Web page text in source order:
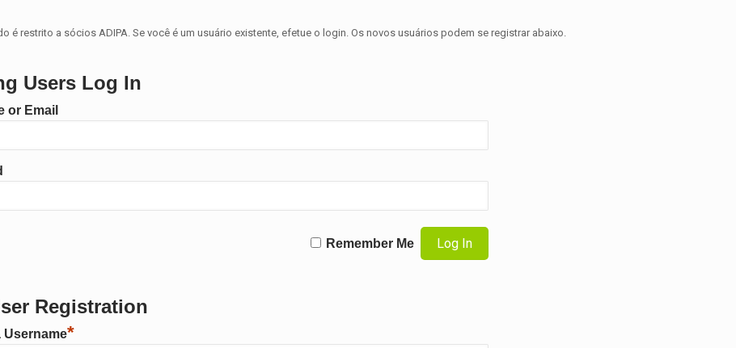
é restrito a sócios ADIPA. Se você é um usuário existente, efetue o login. Os novos usuários podem se registrar abaixo.
Users Log In
or Email
Remember Me
Registration
Username*